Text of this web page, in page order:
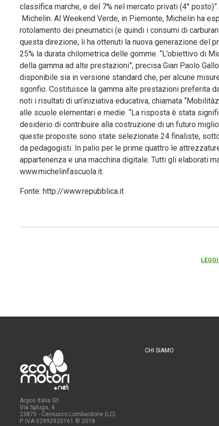
classifica marche, e del 7% nel mercato privati (4° posto)”.
Michelin. Al Weekend Verde, in Piemonte, Michelin ha
rotolamento dei pneumatici (e quindi i consumi di
questa direzione, li ha ottenuti la nuova generazione del
25% la durata chilometrica delle gomme. “L’obiettivo di
della gamma ad alte prestazioni”, precisa Gian Paolo
disponibile sia in versione standard che, per alcune
sgonfio. Costituisce la gamma alte prestazioni preferita
noti i risultati di un’iniziativa educativa, chiamata
alle scuole elementari e medie. “La risposta è stata
desiderio di contribuire alla costruzione di un futuro
queste proposte sono state selezionate 24 finaliste,
da pedagogisti. In palio per le prime quattro le
appartenenza e una macchina digitale. Tutti gli elaborati
www.michelinfascuola.it.
Fonte: http://www.repubblica.it
Argos Italia Srl
Via Spluga, 4
23870 - Cernusco Lombardone (LC)
P. IVA 02992920161 © 2018
CHI SIAMO